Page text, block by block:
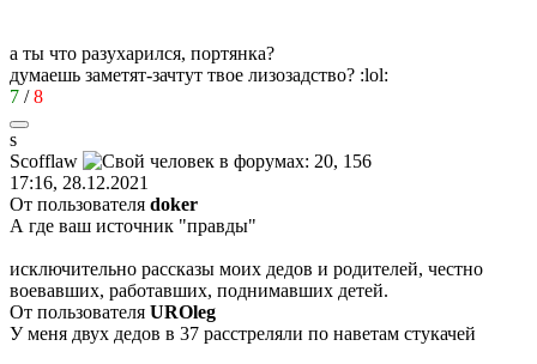
а ты что разухарился, портянка?
думаешь заметят-зачтут твое лизозадство? :lol:
7 /8
s
Scofflaw
17:16, 28.12.2021
От пользователя doker
А где ваш источник "правды"
исключительно рассказы моих дедов и родителей, честно
воевавших, работавших, поднимавших детей.
От пользователя UROleg
У меня двух дедов в 37 расстреляли по наветам стукачей